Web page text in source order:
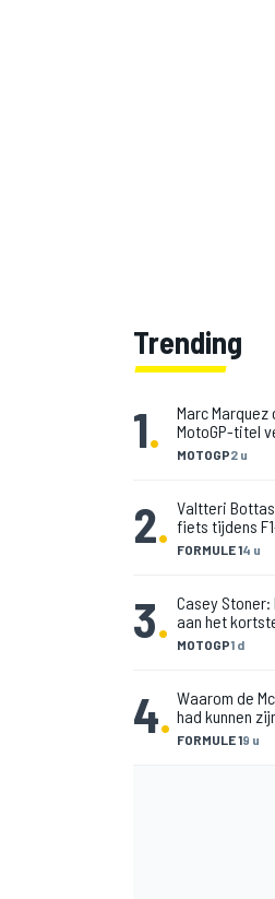
Trending
1. MOTOGP2 u
Marc
MotoGP-titel
2. FORMULE 14 u
Valtteri
fiets tijdens
3. MOTOGP1 d
Casey
aan het
4. FORMULE 19 u
Waarom de
had kunnen